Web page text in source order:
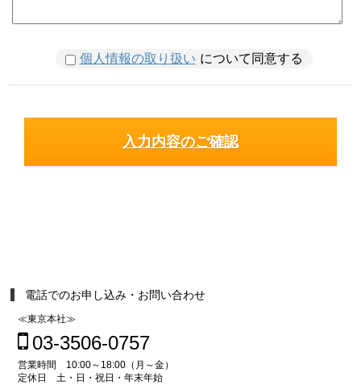
個人情報の取り扱い について同意する
電話でのお申し込み・お問い合わせ
≪東京本社≫
03-3506-0757
営業時間 10:00～18:00（月～金）
定休日 土・日・祝日・年末年始